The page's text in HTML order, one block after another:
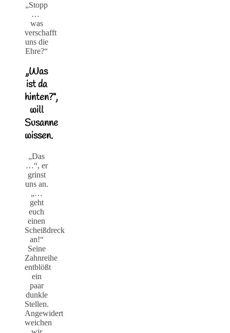
„Stopp
…
was
verschafft
uns die
Ehre?“
„Was
ist da
hinten?“,
will
Susanne
wissen.
„Das
…“, er
grinst
uns an.
„…
geht
euch
einen
Scheißdreck
an!“
Seine
Zahnreihe
entblößt
ein
paar
dunkle
Stellen.
Angewidert
weichen